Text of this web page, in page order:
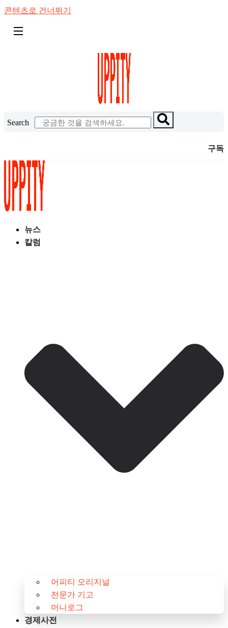
콘텐츠로 건너뛰기
Search
구독
뉴스
칼럼
어피티 오리지널
전문가 기고
머니로그
경제사전